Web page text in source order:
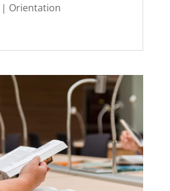
Orientation